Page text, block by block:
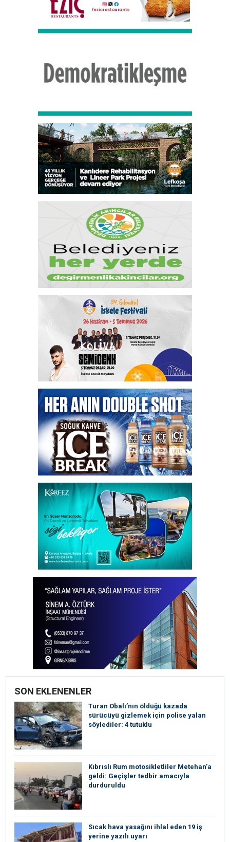
SON EKLENENLER
Turan Obalı’nın öldüğü kazada
sürücüyü gizlemek için polise yalan
söylediler: 4 tutuklu
Kıbrıslı Rum motosikletliler Metehan’a
geldi: Geçişler tedbir amacıyla
durduruldu
Sıcak hava yasağını ihlal eden 19 iş
yerine yazılı uyarı